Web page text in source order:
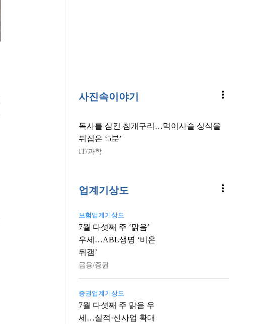
사진속이야기 more_vert
독사를 삼킨 참개구리…먹이사슬 상식을
뒤집은 ‘5분’
IT/과학
업계기상도 more_vert
보험업계기상도
7월 다섯째 주 ‘맑음’
우세…ABL생명 ‘비온
뒤갬’
금융/증권
증권업계기상도
7월 다섯째 주 맑음 우
세…실적·신사업 확대